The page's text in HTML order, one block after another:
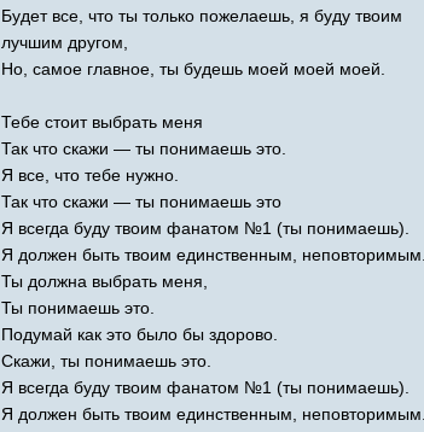
Будет все, что ты только пожелаешь, я буду твоим
лучшим другом,
Но, самое главное, ты будешь моей моей моей.
Тебе стоит выбрать меня
Так что скажи — ты понимаешь это.
Я все, что тебе нужно.
Так что скажи — ты понимаешь это
Я всегда буду твоим фанатом №1 (ты понимаешь).
Я должен быть твоим единственным, неповторимым.
Ты должна выбрать меня,
Ты понимаешь это.
Подумай как это было бы здорово.
Скажи, ты понимаешь это.
Я всегда буду твоим фанатом №1 (ты понимаешь).
Я должен быть твоим единственным, неповторимым.